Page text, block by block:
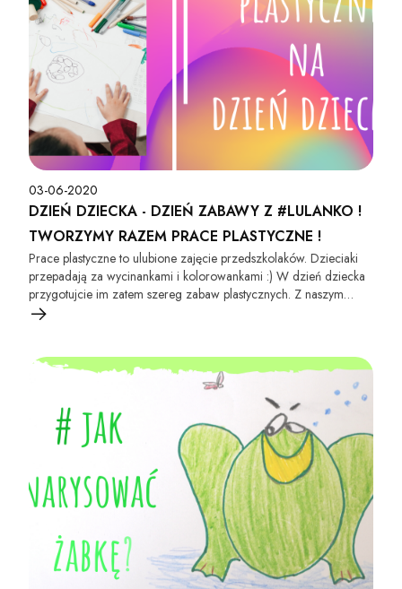
03-06-2020
DZIEŃ DZIECKA - DZIEŃ ZABAWY Z #LULANKO !
TWORZYMY RAZEM PRACE PLASTYCZNE !
Prace plastyczne to ulubione zajęcie przedszkolaków. Dzieciaki
przepadają za wycinankami i kolorowankami :) W dzień dziecka
przygotujcie im zatem szereg zabaw plastycznych. Z naszym
filmikiem pomysłów na ciekawe arcydzieła na pewno nie
gwarantowana. Pozwól swojemu dziecku rozwinąć się z nami